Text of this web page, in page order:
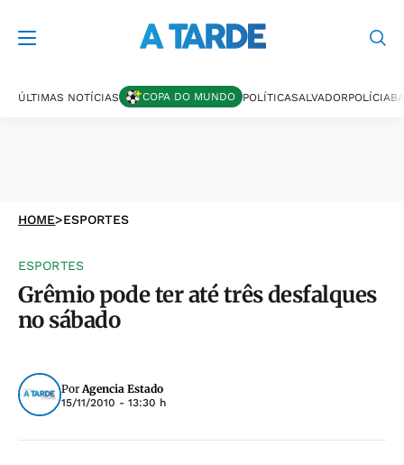
ÚLTIMAS NOTÍCIAS COPA DO MUNDO POLÍTICASALVADORPOLÍCIA
HOME>ESPORTES
ESPORTES
Grêmio pode ter até três desfalques
no sábado
PorAgencia Estado
15/11/2010 - 13:30 h